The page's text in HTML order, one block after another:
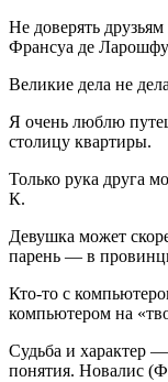
Не доверять
Франсуа де
Великие дела не
Я очень люблю
столицу квартиры.
Только рука друга
К.
Девушка может
парень — в
Кто-то с
компьютером на
Судьба и характер
понятия. Новалис